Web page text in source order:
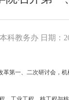
科教务办 日期：
革第一、二次研讨会，